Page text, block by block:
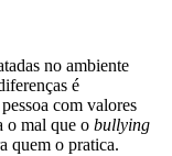
no ambiente
é
com valores
o mal que o bullying
quem o pratica.